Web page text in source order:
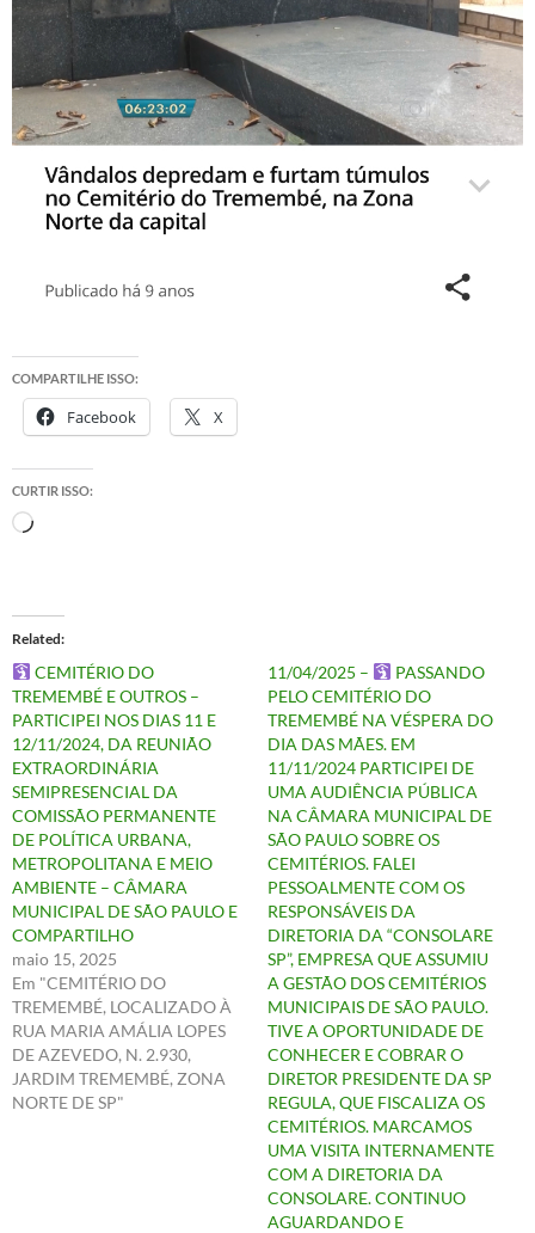
COMPARTILHE ISSO:
Facebook X
CURTIR ISSO:
Carregando...
Related
CEMITÉRIO DO
TREMEMBÉ E OUTROS –
PARTICIPEI NOS DIAS 11 E
12/11/2024, DA REUNIÃO
EXTRAORDINÁRIA
SEMIPRESENCIAL DA
COMISSÃO PERMANENTE
DE POLÍTICA URBANA,
METROPOLITANA E MEIO
AMBIENTE – CÂMARA
MUNICIPAL DE SÃO PAULO E
COMPARTILHO
maio 15, 2025
Em "CEMITÉRIO DO
TREMEMBÉ, LOCALIZADO À
RUA MARIA AMÁLIA LOPES
DE AZEVEDO, N. 2.930,
JARDIM TREMEMBÉ, ZONA
NORTE DE SP"
11/04/2025 –
PASSANDO
PELO CEMITÉRIO DO
TREMEMBÉ NA VÉSPERA DO
DIA DAS MÃES. EM
11/11/2024 PARTICIPEI DE
UMA AUDIÊNCIA PÚBLICA
NA CÂMARA MUNICIPAL DE
SÃO PAULO SOBRE OS
CEMITÉRIOS. FALEI
PESSOALMENTE COM OS
RESPONSÁVEIS DA
DIRETORIA DA “CONSOLARE
SP”, EMPRESA QUE ASSUMIU
A GESTÃO DOS CEMITÉRIOS
MUNICIPAIS DE SÃO PAULO.
TIVE A OPORTUNIDADE DE
CONHECER E COBRAR O
DIRETOR PRESIDENTE DA SP
REGULA, QUE FISCALIZA OS
CEMITÉRIOS. MARCAMOS
UMA VISITA INTERNAMENTE
COM A DIRETORIA DA
CONSOLARE. CONTINUO
AGUARDANDO E